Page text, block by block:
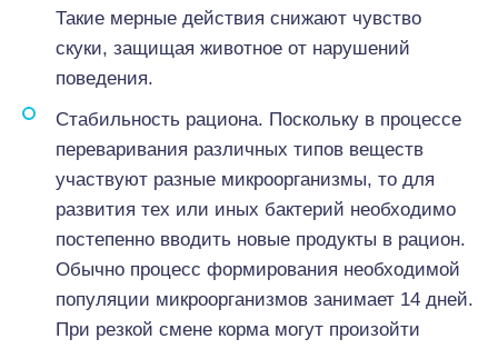
Такие мерные действия снижают чувство
скуки, защищая животное от нарушений
поведения.
Стабильность рациона. Поскольку в процессе
переваривания различных типов веществ
участвуют разные микроорганизмы, то для
развития тех или иных бактерий необходимо
постепенно вводить новые продукты в рацион.
Обычно процесс формирования необходимой
популяции микроорганизмов занимает 14 дней.
При резкой смене корма могут произойти